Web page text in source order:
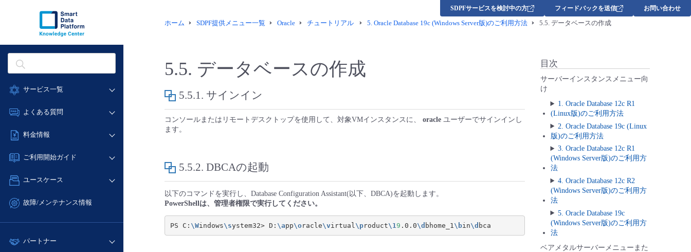
サービス一覧
データ利活用
ネットワーク
IoT
サポート
管理機能
よくある質問
データ利活用
ネットワーク
IoT
サポート
管理機能
すべてのメニューを見る
料金情報
料金シミュレーター
クラウド/サーバー
ネットワーク
サポート
ご利用開始ガイド
■ 管理機能
- 初期設定・確認
ユースケース
- バックアップ
- IoT
故障/メンテナンス情報
サービス稼働状況
故障/メンテナンス履歴
パートナー
SDPFサービスを検討中の方 フィードバックを送信 お問い合わせ
ホーム SDPF提供メニュー一覧 Oracle チュートリアル 5. Oracle Database 19c (Windows Server版)のご利用方法 5.5. データベースの作成
5.5. データベースの作成
5.5.1. サインイン
コンソールまたはリモートデスクトップを使用して、対象VMインスタンスに、 oracle ユーザーでサインインし
ます。
5.5.2. DBCAの起動
以下のコマンドを実行し、Database Configuration Assistant(以下、DBCA)を起動します。
PowerShellは、管理者権限で実行してください。
PS C: \Windows\system32> D: \app\oracle\virtual \product\1 9 .0.0\d bhome_1 \bin\d
目次
サーバーインスタンスメニュー向
け
1. Oracle Database 12c R1
(Linux版)のご利用方法
2. Oracle Database 19c (Linux
版)のご利用方法
3. Oracle Database 12c R1
(Windows Server版)のご利用方
法
4. Oracle Database 12c R2
(Windows Server版)のご利用方
法
5. Oracle Database 19c
(Windows Server版)のご利用方
法
ベアメタルサーバーメニューまた